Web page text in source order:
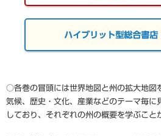
○各巻の冒頭には世界地図と州の拡大地図
気候、歴史・文化、産業などのテーマ毎に
しており、それぞれの州の概要を学ぶこと